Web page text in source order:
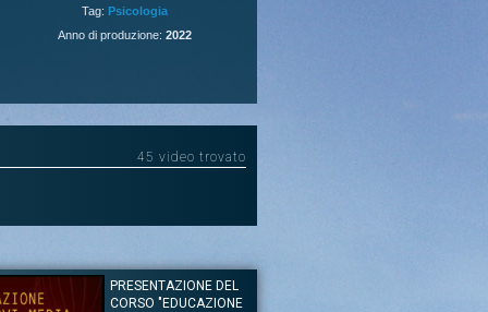
Tag: Psicologia
Anno di produzione: 2022
45 video trovato
PRESENTAZIONE DEL
CORSO "EDUCAZIONE